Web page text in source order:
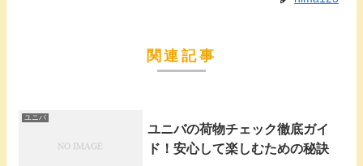
関連記事
ユニバ
ユニバの荷物チェック徹底ガイ
ド！安心して楽しむための秘訣